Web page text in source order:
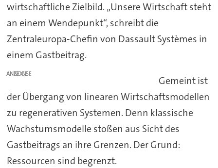
wirtschaftliche Zielbild. „Unsere Wirtschaft steht
an einem Wendepunkt“, schreibt die
Zentraleuropa-Chefin von Dassault Systèmes in
einem Gastbeitrag.
ANZEIGE
Gemeint ist
der Übergang von linearen Wirtschaftsmodellen
zu regenerativen Systemen. Denn klassische
Wachstumsmodelle stoßen aus Sicht des
Gastbeitrags an ihre Grenzen. Der Grund:
Ressourcen sind begrenzt.